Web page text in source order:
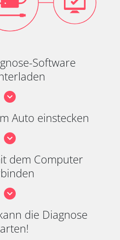
Software
Auto einstecken
dem Computer
die Diagnose